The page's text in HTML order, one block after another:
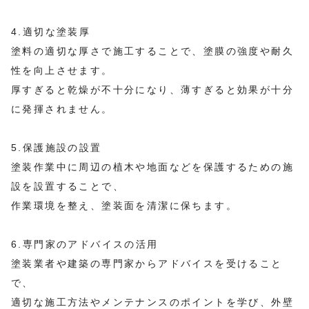
4.適切な塗装厚
塗料の適切な厚さで施工することで、塗膜の強度や耐久
性を向上させます。
厚すぎると乾燥が不十分になり、薄すぎると効果が十分
に発揮されません。
5.保護施設の設置
塗装作業中に周辺の植木や地面などを保護するための施
設を設置することで、
作業環境を整え、塗装面を清潔に保ちます。
6.専門家のアドバイスの活用
塗装業者や建築の専門家からアドバイスを受けること
で、
適切な施工方法やメンテナンスのポイントを学び、外壁